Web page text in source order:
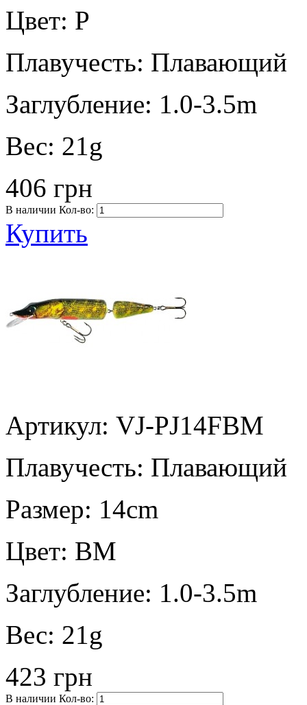
Цвет: P
Плавучесть: Плавающий
Заглубление: 1.0-3.5m
Вес: 21g
406 грн
В наличии Кол-во:
Купить
Артикул: VJ-PJ14FBM
Плавучесть: Плавающий
Размер: 14cm
Цвет: BM
Заглубление: 1.0-3.5m
Вес: 21g
423 грн
В наличии Кол-во: